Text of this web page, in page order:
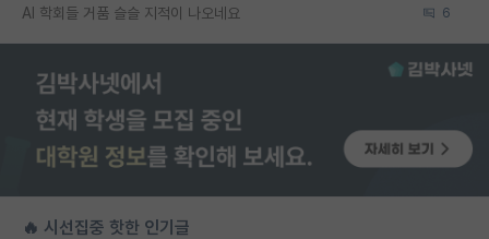
AI 학회들 거품 슬슬 지적이 나오네요 6
🔥 시선집중 핫한 인기글